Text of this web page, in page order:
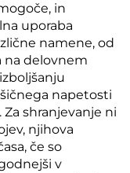
in
uporaba
namene, od
na delovnem
napetosti
shranjevanje ni
njihova
če so
v